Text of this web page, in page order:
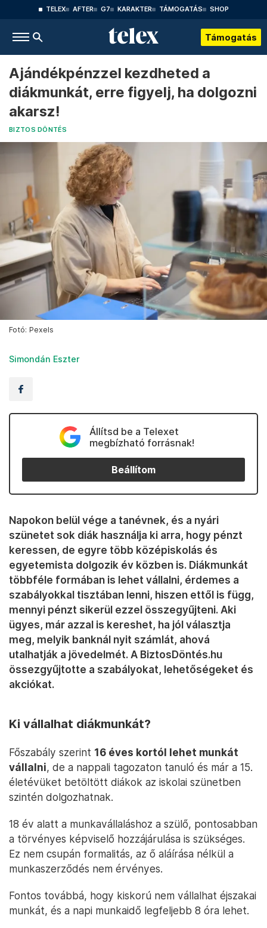
TELEX AFTER G7 KARAKTER TÁMOGATÁS SHOP
Támogatás
Ajándékpénzzel kezdheted a
diákmunkát, erre figyelj, ha dolgozni
akarsz!
BIZTOS DÖNTÉS
Fotó: Pexels
Simondán Eszter
Állítsd be a Telexet
megbízható forrásnak!
Beállítom
Napokon belül vége a tanévnek, és a nyári
szünetet sok diák használja ki arra, hogy pénzt
keressen, de egyre több középiskolás és
egyetemista dolgozik év közben is. Diákmunkát
többféle formában is lehet vállalni, érdemes a
szabályokkal tisztában lenni, hiszen ettől is függ,
mennyi pénzt sikerül ezzel összegyűjteni. Aki
ügyes, már azzal is kereshet, ha jól választja
meg, melyik banknál nyit számlát, ahová
utalhatják a jövedelmét. A BiztosDöntés.hu
össezgyűjtotte a szabályokat, lehetőségeket és
akciókat.
Ki vállalhat diákmunkát?
Főszabály szerint 16 éves kortól lehet munkát
vállalni, de a nappali tagozaton tanuló és már a 15.
életévüket betöltött diákok az iskolai szünetben
szintén dolgozhatnak.
18 év alatt a munkavállaláshoz a szülő, pontosabban
a törvényes képviselő hozzájárulása is szükséges.
Ez nem csupán formalitás, az ő aláírása nélkül a
munkaszerződés nem érvényes.
Fontos továbbá, hogy kiskorú nem vállalhat éjszakai
munkát, és a napi munkaidő legfeljebb 8 óra lehet.